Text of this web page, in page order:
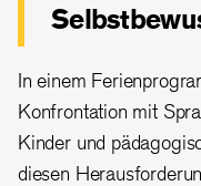
In einem
Konfrontation mit
Kinder und
diesen